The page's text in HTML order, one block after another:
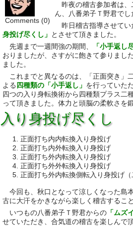
Comments (0)
昨夜の稽古参加者は
ん、八番弟子Ｔ野君でし
昨日稽古指導させてい
身投げ尽くし」 とさせて頂きました。
先週まで一週間強の期間、
「小手返し
おりましたが、さすがに飽きて参りました
ました。
これまでと異なるのは、「正面突き」
よる 四種類の「小手返し」 を行っていた
四つの入り身転換術から四種類プラス二
って頂きました。体力と頭脳の柔軟さを
入り身投げ尽くし
正面打ち内内転換入り身投げ
正面打ち内外転換入り身投げ
正面打ち外内転換入り身投げ
正面打ち外外転換入り身投げ
正面打ち外内転換側転入り身投げ（
今回も、秋口となって涼しくなった島
古に大汗をかきながら楽しく稽古するこ
いつもの八番弟子Ｔ野君からの 「ムズ
せていただき、合気道の稽古を楽しんで